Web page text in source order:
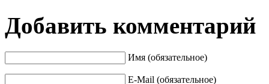
Добавить комментарий
Имя (обязательное)
E-Mail (обязательное)